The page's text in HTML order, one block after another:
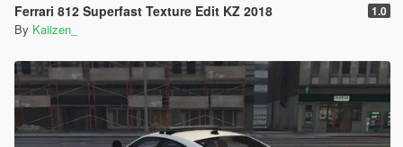
Ferrari 812 Superfast Texture Edit KZ 2018 1.0
By Kaiizen_